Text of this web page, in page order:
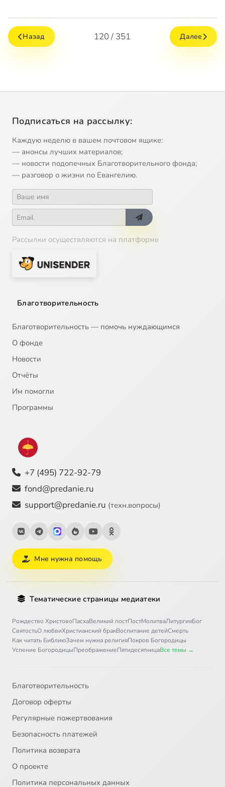
Назад 120 / 351 Далее
Подписаться на рассылку:
Каждую неделю в вашем почтовом ящике:
— анонсы лучших материалов;
— новости подопечных Благотворительного фонда;
— разговор о жизни по Евангелию.
Рассылки осуществляются на платформе
Благотворительность
Благотворительность — помочь нуждающимся
О фонде
Новости
Отчёты
Им помогли
Программы
+7 (495) 722-92-79
fond@predanie.ru
support@predanie.ru (техн.вопросы)
Мне нужна помощь
Тематические страницы медиатеки
Рождество ХристовоПасхаВеликий постПостМолитваЛитургияБог
СвятостьО любвиХристианский бракВоспитание детейСмерть
Как читать БиблиюЗачем нужна религияПокров Богородицы
Успение БогородицыПреображениеПятидесятницаВсе темы →
Благотворительность
Договор оферты
Регулярные пожертвования
Безопасность платежей
Политика возврата
О проекте
Политика персональных данных